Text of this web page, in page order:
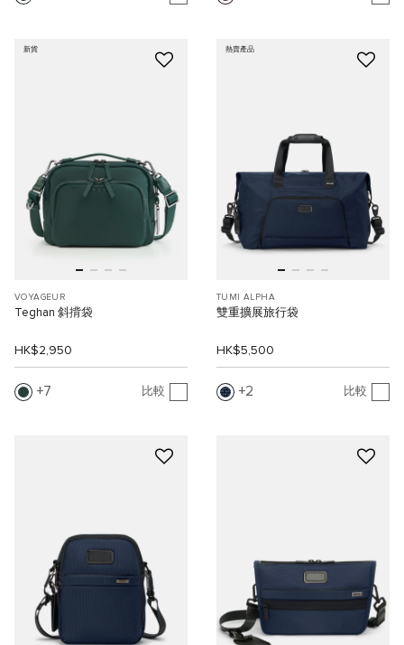
新貨
VOYAGEUR
Teghan 斜揹袋
HK$2,950
7 比較
熱賣產品
TUMI ALPHA
雙重擴展旅行袋
HK$5,500
2 比較